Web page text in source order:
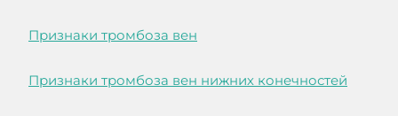
Признаки тромбоза вен
Признаки тромбоза вен нижних конечностей